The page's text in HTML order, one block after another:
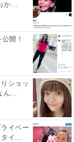
か...
開！
ショッ
ん...
イベー
イ...